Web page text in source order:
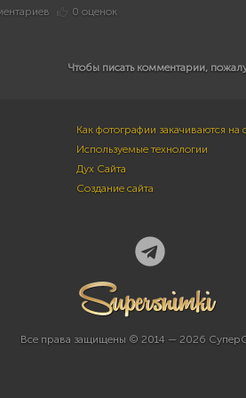
0 оценок
Чтобы писать комментарии,
Как фотографии закачиваются на
Используемые технологии
Дух Сайта
Создание сайта
Все права защищены © 2014 — 2026